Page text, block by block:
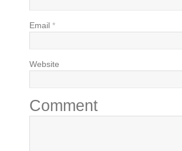
Email *
Website
Comment